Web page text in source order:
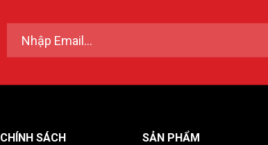
CHÍNH SÁCH SẢN PHẨM